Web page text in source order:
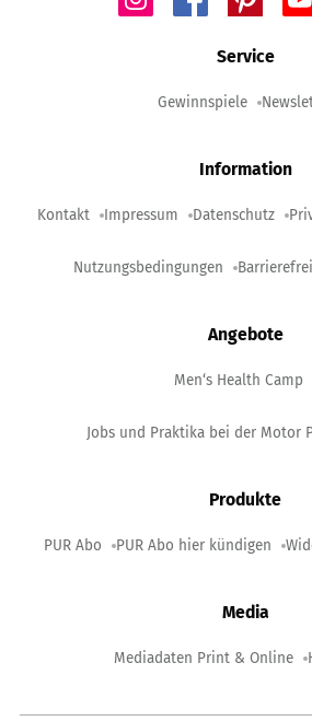
Service
Gewinnspiele
Information
Kontakt Impressum Datenschutz
Nutzungsbedingungen
Angebote
Men‘s Health Camp
Jobs und Praktika bei der Motor
Produkte
PUR Abo PUR Abo hier kündigen
Media
Mediadaten Print & Online